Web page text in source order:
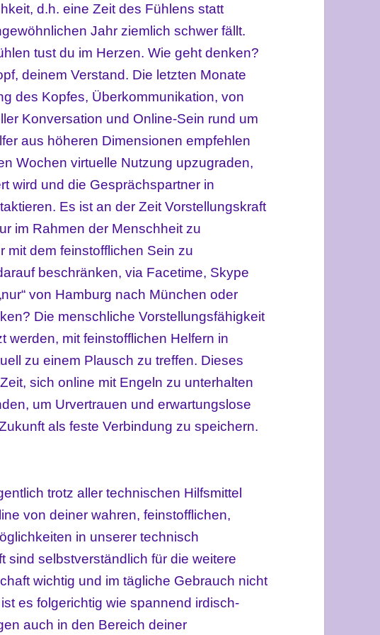
d.h. eine Zeit des Fühlens statt
Jahr ziemlich schwer fällt.
tust du im Herzen. Wie geht denken?
deinem Verstand. Die letzten Monate
des Kopfes, Überkommunikation, von
Konversation und Online-Sein rund um
aus höheren Dimensionen empfehlen
Wochen virtuelle Nutzung upzugraden,
wird und die Gesprächspartner in
Es ist an der Zeit Vorstellungskraft
im Rahmen der Menschheit zu
mit dem feinstofflichen Sein zu
beschränken, via Facetime, Skype
von Hamburg nach München oder
Die menschliche Vorstellungsfähigkeit
werden, mit feinstofflichen Helfern in
zu einem Plausch zu treffen. Dieses
sich online mit Engeln zu unterhalten
um Urvertrauen und erwartungslose
als feste Verbindung zu speichern.
trotz aller technischen Hilfsmittel
von deiner wahren, feinstofflichen,
in unserer technisch
sind selbstverständlich für die weitere
wichtig und im tägliche Gebrauch nicht
es folgerichtig wie spannend irdisch-
auch in den Bereich deiner